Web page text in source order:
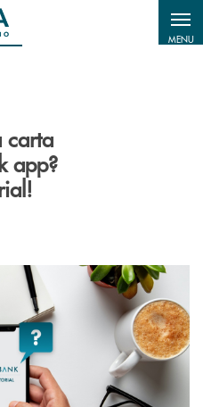
MENU
carta
app?